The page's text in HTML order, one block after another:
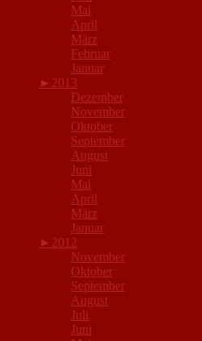
Mai
April
März
Februar
Januar
► 2013
Dezember
November
Oktober
September
August
Juni
Mai
April
März
Januar
► 2012
November
Oktober
September
August
Juli
Juni